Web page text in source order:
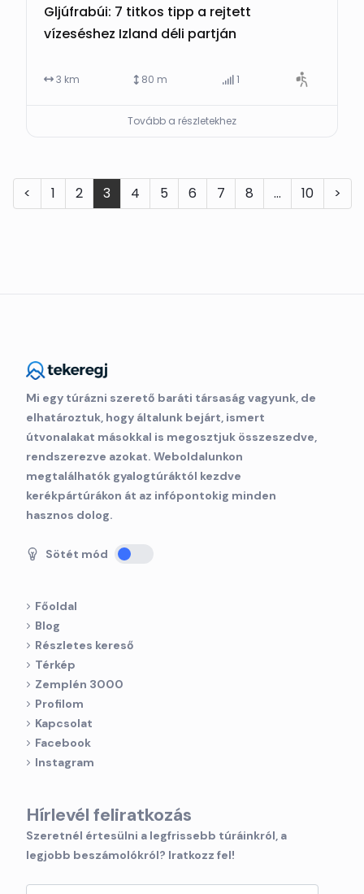
Gljúfrabúi: 7 titkos tipp a rejtett
vízeséshez Izland déli partján
3 km 80 m 1
Tovább a részletekhez
< 1 2 3 4 5 6 7 8 … 10 >
Mi egy túrázni szerető baráti társaság vagyunk, de
elhatároztuk, hogy általunk bejárt, ismert
útvonalakat másokkal is megosztjuk összeszedve,
rendszerezve azokat. Weboldalunkon
megtalálhatók gyalogtúráktól kezdve
kerékpártúrákon át az infópontokig minden
hasznos dolog.
Sötét mód
Főoldal
Blog
Részletes kereső
Térkép
Zemplén 3000
Profilom
Kapcsolat
Facebook
Instagram
Hírlevél feliratkozás
Szeretnél értesülni a legfrissebb túráinkról, a
legjobb beszámolókról? Iratkozz fel!